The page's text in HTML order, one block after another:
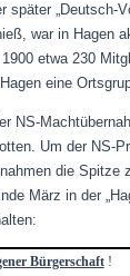
später „Deutsch-
war in Hagen
etwa 230
eine
NS-
Um der NS-
die Spitze
März in der
Bürgerschaft !